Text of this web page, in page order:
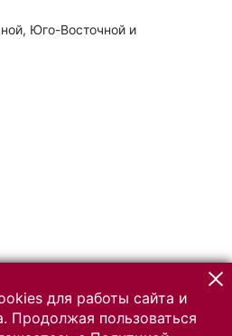
Юго-Восточной и
для работы сайта и
Продолжая пользоваться